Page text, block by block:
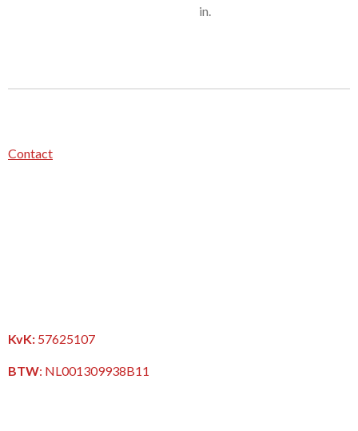
in.
Contact
KvK: 57625107
BTW: NL001309938B11